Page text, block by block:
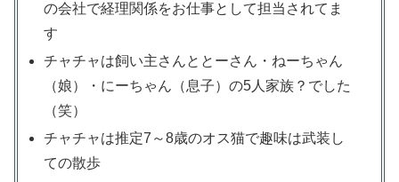
の会社で経理関係をお仕事として担当されてま
す
チャチャは飼い主さんととーさん・ねーちゃん
（娘）・にーちゃん（息子）の5人家族？でした
（笑）
チャチャは推定7～8歳のオス猫で趣味は武装し
ての散歩